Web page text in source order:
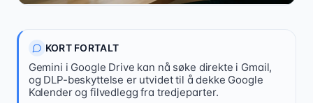
Kontakt oss
KORT FORTALT
Gemini i Google Drive kan nå søke direkte i Gmail,
og DLP-beskyttelse er utvidet til å dekke Google
Kalender og filvedlegg fra tredjeparter.